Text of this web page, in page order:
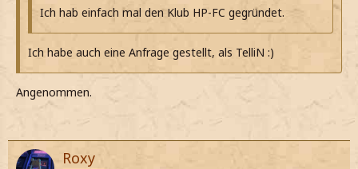
Ich hab einfach mal den Klub HP-FC gegründet.
Ich habe auch eine Anfrage gestellt, als TelliN :)
Angenommen.
Roxy